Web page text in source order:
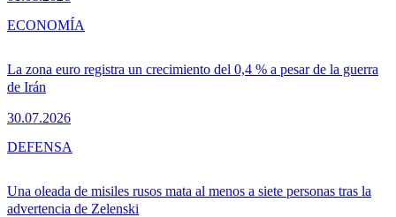
La zona euro registra un crecimiento del 0,4 % a pesar de la guerra
de Irán
30.07.2026
ECONOMÍA
Una oleada de misiles rusos mata al menos a siete personas tras la
advertencia de Zelenski
DEFENSA